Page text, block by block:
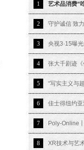
1 艺术品消费“
2 守护诚信 致
3 央视3·15曝
4 张大千剧迹
5 “写实主义与
6 佳士得纽约
7 Poly-Online
8 XR技术与艺